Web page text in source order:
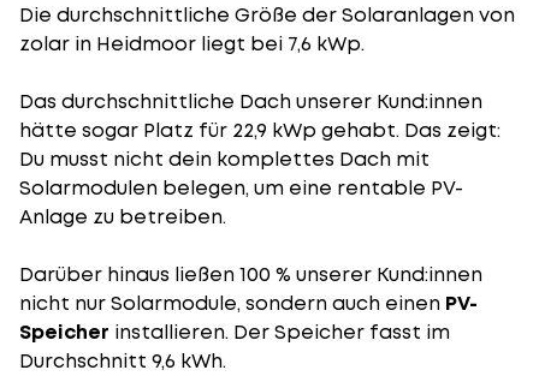
Die durchschnittliche Größe der Solaranlagenvon
zolar in Heidmoor liegt bei 7,6 kWp.
Das durchschnittliche Dach unserer Kund:innen
hätte sogar Platz für 22,9 kWp gehabt. Das zeigt:
Du musst nicht dein komplettes Dach mit
Solarmodulen belegen, um eine rentable PV-
Anlage zu betreiben.
Darüber hinaus ließen 100 % unserer Kund:innen
nicht nur Solarmodule, sondern auch einen PV-
Speicher installieren. Der Speicher fasst im
Durchschnitt 9,6 kWh.